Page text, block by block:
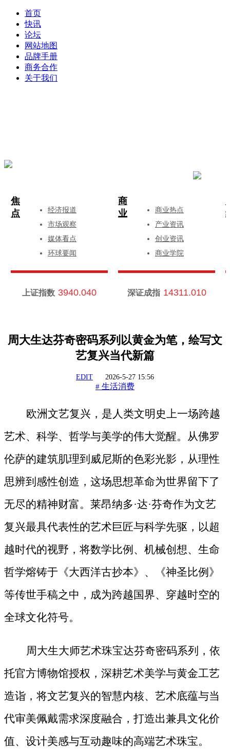
首页
快讯
论坛
网站地图
品牌手册
商务合作
关于我们
焦
点
经济报道
市场观察
媒体看点
环球要闻
商
业
商业热点
产业资讯
创业资讯
商业学院
上证指数 3940.040 深证成指 14311.010
周大生达芬奇密码系列以黄金为笔，绘写文
艺复兴当代新篇
EDIT 2026-5-27 15:56
# 生活消费
欧洲文艺复兴，是人类文明史上一场跨越
艺术、科学、哲学与美学的伟大觉醒。从佛罗
伦萨的建筑肌理到威尼斯的色彩光影，从理性
思辨到感性创造，这场思想革命为世界留下了
无尽的精神财富。莱昂纳多·达·芬奇作为文艺
复兴最具代表性的艺术巨匠与科学先驱，以超
越时代的视野，将数学比例、机械创想、生命
哲学熔铸于《大西洋古抄本》、《神圣比例》
等传世手稿之中，成为跨越国界、穿越时空的
全球文化符号。
周大生大师艺术珠宝达芬奇密码系列，依
托官方博物馆授权，深耕艺术美学与黄金工艺
造诣，将文艺复兴的智慧内核、艺术底蕴与当
代审美佩戴需求深度融合，打造出兼具文化价
值、设计美感与互动趣味的高端艺术珠宝。